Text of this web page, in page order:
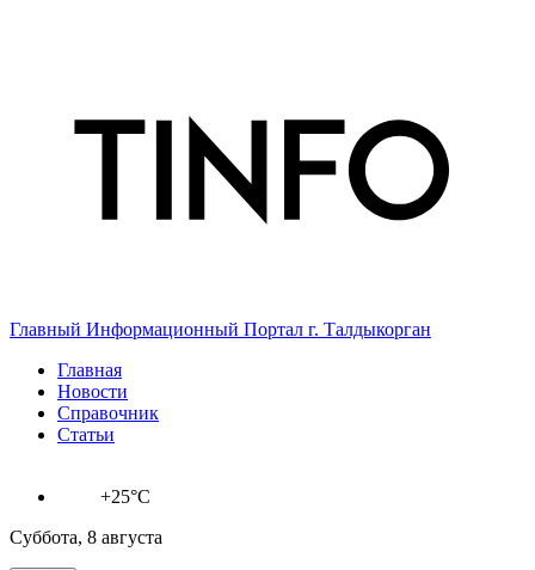
Главный Информационный Портал г. Талдыкорган
Главная
Новости
Справочник
Статьи
+25°C
Суббота, 8 августа